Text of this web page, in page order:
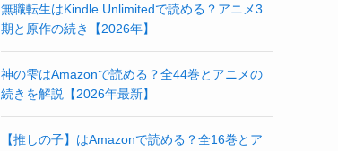
無職転生はKindle Unlimitedで読める？アニメ3
期と原作の続き【2026年】
神の雫はAmazonで読める？全44巻とアニメの
続きを解説【2026年最新】
【推しの子】はAmazonで読める？全16巻とア